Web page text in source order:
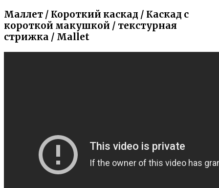
Маллет / Короткий каскад / Каскад с
короткой макушкой / текстурная
стрижка / Mallet